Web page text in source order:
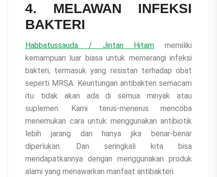
4. MELAWAN INFEKSI
BAKTERI
Habbatussauda / Jintan Hitam memiliki
kemampuan luar biasa untuk memerangi infeksi
bakteri, termasuk yang resistan terhadap obat
seperti MRSA. Keuntungan antibakteri semacam
itu tidak akan ada di semua minyak atau
suplemen. Kami terus-menerus mencoba
menemukan cara untuk menggunakan antibiotik
lebih jarang dan hanya jika benar-benar
diperlukan. Dan seringkali kita bisa
mendapatkannya dengan menggunakan produk
alami yang menawarkan manfaat antibakteri.